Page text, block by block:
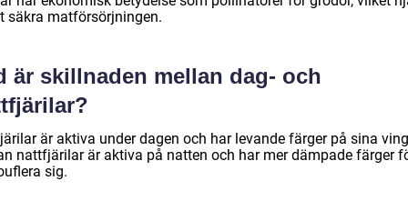
säkra matförsörjningen.
är skillnaden mellan dag- och
är aktiva under dagen och har levande färger på sina
nattfjärilar är aktiva på natten och har mer dämpade färger
sig.